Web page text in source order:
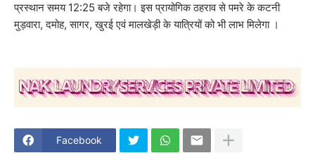
प्रस्थान समय 12:25 बजे रहेगा। इस प्रायोगिक ठहराव से पमरे के कटनी
मुड़वारा, दमोह, सागर, खुरई एवं मालखेड़ी के यात्रियों को भी लाभ मिलेगा ।
Facebook